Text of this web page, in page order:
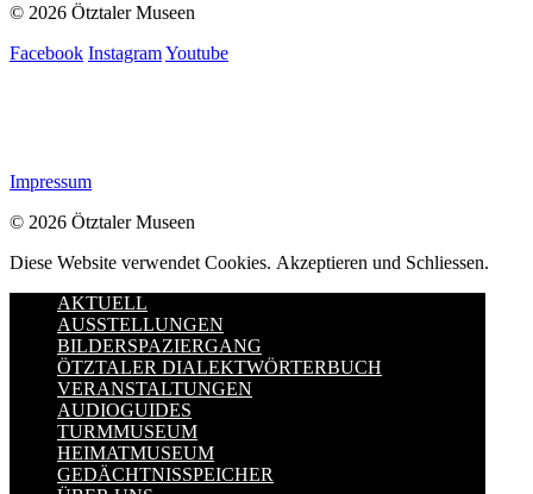
© 2026 Ötztaler Museen
Facebook InstagramYoutube
Impressum
© 2026 Ötztaler Museen
Diese Website verwendet Cookies. Akzeptieren und Schliessen.
AKTUELL
AUSSTELLUNGEN
BILDERSPAZIERGANG
ÖTZTALER DIALEKTWÖRTERBUCH
VERANSTALTUNGEN
AUDIOGUIDES
TURMMUSEUM
HEIMATMUSEUM
GEDÄCHTNISSPEICHER